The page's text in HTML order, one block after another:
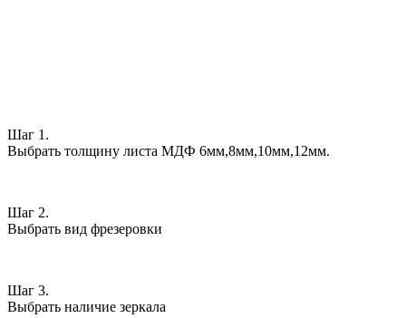
Шаг 1.
Выбрать толщину листа МДФ 6мм,8мм,10мм,12мм.
Шаг 2.
Выбрать вид фрезеровки
Шаг 3.
Выбрать наличие зеркала